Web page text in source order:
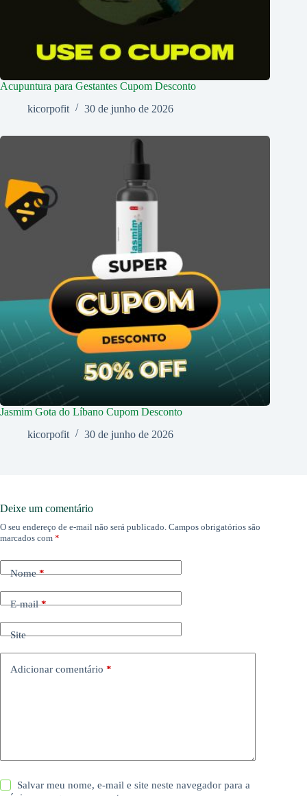
Acupuntura para Gestantes Cupom Desconto
kicorpofit
30 de junho de 2026
Jasmim Gota do Líbano Cupom Desconto
kicorpofit
30 de junho de 2026
Deixe um comentário
O seu endereço de e-mail não será publicado. Campos obrigatórios são
marcados com *
Nome*
E-mail*
Site
Adicionar comentário *
Salvar meu nome, e-mail e site neste navegador para a